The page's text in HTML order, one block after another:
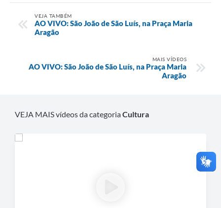
VEJA TAMBÉM
AO VIVO: São João de São Luís, na Praça Maria
Aragão
MAIS VÍDEOS
AO VIVO: São João de São Luís, na Praça Maria
Aragão
VEJA MAIS vídeos da categoriaCultura